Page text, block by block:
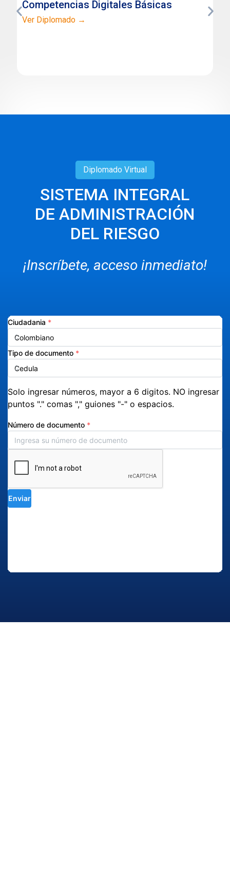
Competencias Digitales Básicas
Ver Diplomado →
Diplomado Virtual
SISTEMA INTEGRAL
DE ADMINISTRACIÓN
DEL RIESGO
¡Inscríbete, acceso inmediato!